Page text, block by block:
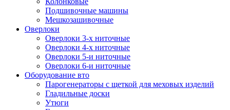
Подшивочные машины
Мешкозашивочные
Оверлоки
Оверлоки 3-х ниточные
Оверлоки 4-х ниточные
Оверлоки 5-и ниточные
Оверлоки 6-и ниточные
Оборудование вто
Парогенераторы с щеткой для меховых изделий
Гладильные доски
Утюги